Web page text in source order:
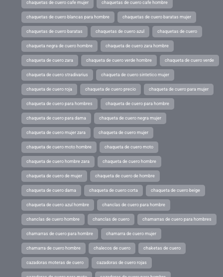
chaquetas de cuero cafe mujer chaquetas de cuero cafe hombre
chaquetas de cuero blancas para hombre chaquetas de cuero baratas mujer
chaquetas de cuero baratas chaquetas de cuero azul chaquetas de cuero
chaqueta negra de cuero hombre chaqueta de cuero zara hombre
chaqueta de cuero zara chaqueta de cuero verde hombre chaqueta de cuero verde
chaqueta de cuero stradivarius chaqueta de cuero sintetico mujer
chaqueta de cuero roja chaqueta de cuero precio chaqueta de cuero para mujer
chaqueta de cuero para hombres chaqueta de cuero para hombre
chaqueta de cuero para dama chaqueta de cuero negra mujer
chaqueta de cuero mujer zara chaqueta de cuero mujer
chaqueta de cuero moto hombre chaqueta de cuero moto
chaqueta de cuero hombre zara chaqueta de cuero hombre
chaqueta de cuero de mujer chaqueta de cuero de hombre
chaqueta de cuero dama chaqueta de cuero corta chaqueta de cuero beige
chaqueta de cuero azul hombre chanclas de cuero para hombre
chanclas de cuero hombre chanclas de cuero chamarras de cuero para hombres
chamarras de cuero para hombre chamarra de cuero mujer
chamarra de cuero hombre chalecos de cuero chaketas de cuero
cazadoras moteras de cuero cazadoras de cuero rojas